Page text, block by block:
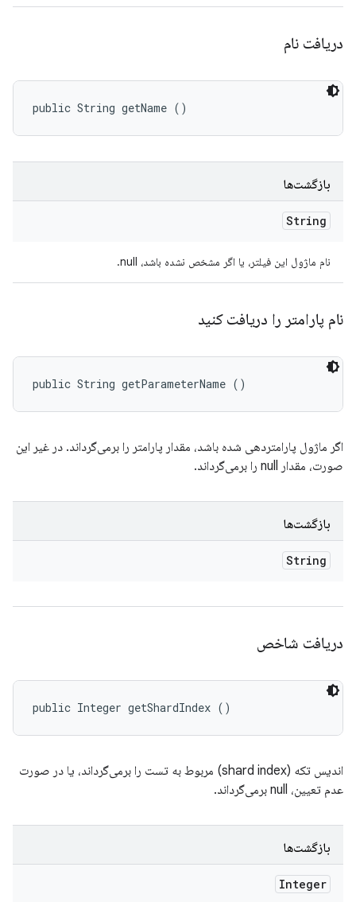
دریافت نام
public String getName ()
بازگشت‌ها
String
نام ماژول این فیلتر، یا اگر مشخص نشده باشد، null.
نام پارامتر را دریافت کنید
public String getParameterName ()
اگر ماژول پارامتردهی شده باشد، مقدار پارامتر را برمی‌گرداند. در غیر این
صورت، مقدار null را برمی‌گرداند.
بازگشت‌ها
String
دریافت شاخص
public Integer getShardIndex ()
اندیس تکه (shard index) مربوط به تست را برمی‌گرداند، یا در صورت
عدم تعیین، null برمی‌گرداند.
بازگشت‌ها
Integer